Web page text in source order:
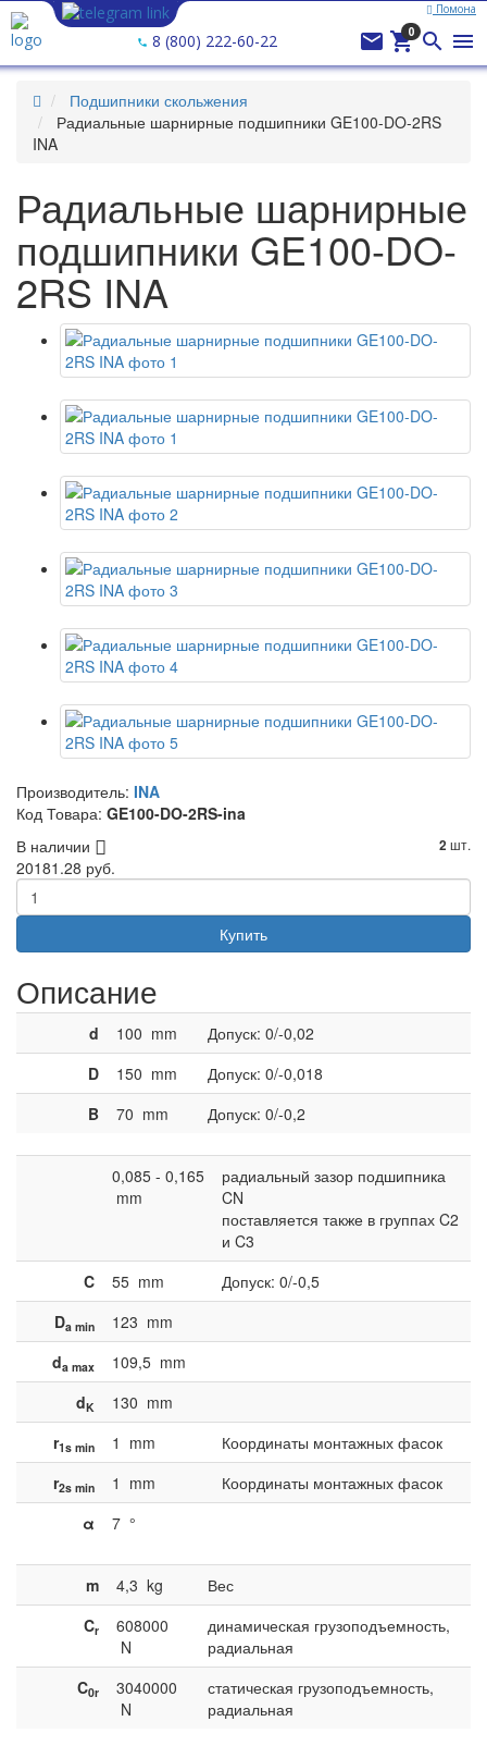
Помона
8 (800) 222-60-22  
0  
Подшипники скольжения
Радиальные шарнирные подшипники GE100-DO-2RS
INA
Радиальные шарнирные
подшипники GE100-DO-
2RS INA
Производитель: INA
Код Товара: GE100-DO-2RS-ina
В наличии
2 шт.
20181.28 руб.
Купить
Описание
d 100 mm
Допуск: 0/-0,02
D
150 mm
Допуск: 0/-0,018
B
70 mm Допуск: 0/-0,2
0,085 - 0,165
mm
радиальный зазор подшипника
CN
поставляется также в группах C2
и C3
C
55 mm
Допуск: 0/-0,5
Da min 123 mm
da max 109,5 mm
dK 130 mm
r1s min 1 mm
Координаты монтажных фасок
r2s min 1 mm
Координаты монтажных фасок
α
7 °
m 4,3 kg
Вес
Cr
608000
N
динамическая грузоподъемность,
радиальная
C0r
3040000
N
статическая грузоподъемность,
радиальная